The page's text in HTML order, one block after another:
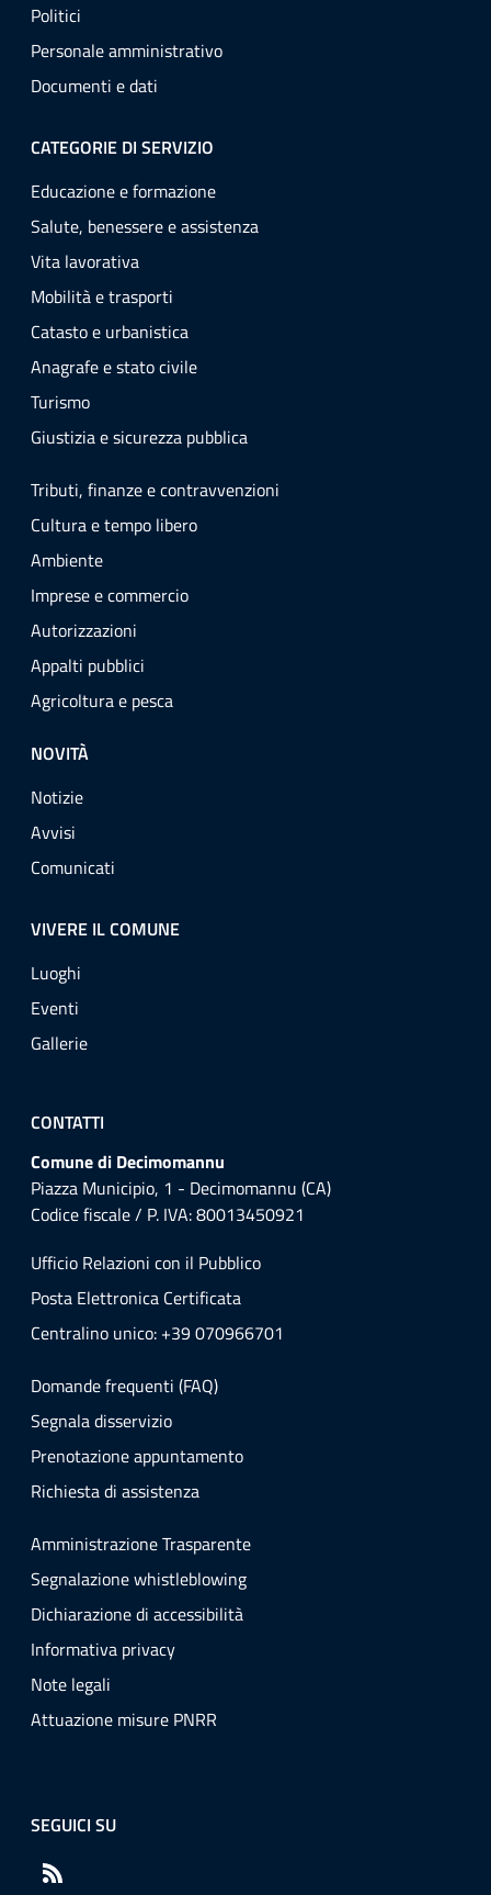
Politici
Personale amministrativo
Documenti e dati
CATEGORIE DI SERVIZIO
Educazione e formazione
Salute, benessere e assistenza
Vita lavorativa
Mobilità e trasporti
Catasto e urbanistica
Anagrafe e stato civile
Turismo
Giustizia e sicurezza pubblica
Tributi, finanze e contravvenzioni
Cultura e tempo libero
Ambiente
Imprese e commercio
Autorizzazioni
Appalti pubblici
Agricoltura e pesca
NOVITÀ
Notizie
Avvisi
Comunicati
VIVERE IL COMUNE
Luoghi
Eventi
Gallerie
CONTATTI
Comune di Decimomannu
Piazza Municipio, 1 - Decimomannu (CA)
Codice fiscale / P. IVA: 80013450921
Ufficio Relazioni con il Pubblico
Posta Elettronica Certificata
Centralino unico: +39 070966701
Domande frequenti (FAQ)
Segnala disservizio
Prenotazione appuntamento
Richiesta di assistenza
Amministrazione Trasparente
Segnalazione whistleblowing
Dichiarazione di accessibilità
Informativa privacy
Note legali
Attuazione misure PNRR
SEGUICI SU